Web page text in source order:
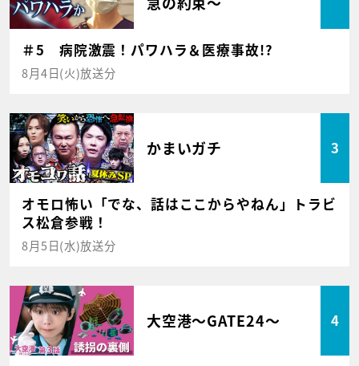
＃5 病院激震！パワハラ＆医療事故!?
8月4日(火)放送分
かまいガチ 3
オモロ怖い「でな、話はここからやねん」トラビ
ス松倉参戦！
8月5日(水)放送分
大空港～GATE24～ 4